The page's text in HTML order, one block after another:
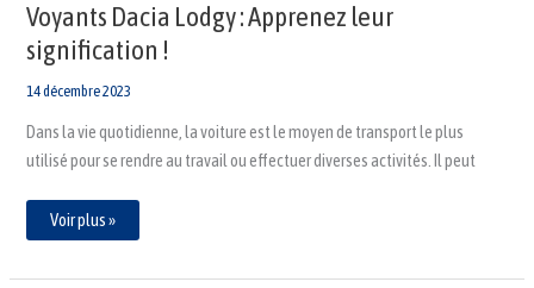
Voyants Dacia Lodgy : Apprenez leur
signification !
14 décembre 2023
Dans la vie quotidienne, la voiture est le moyen de transport le plus
utilisé pour se rendre au travail ou effectuer diverses activités. Il peut
Voir plus »